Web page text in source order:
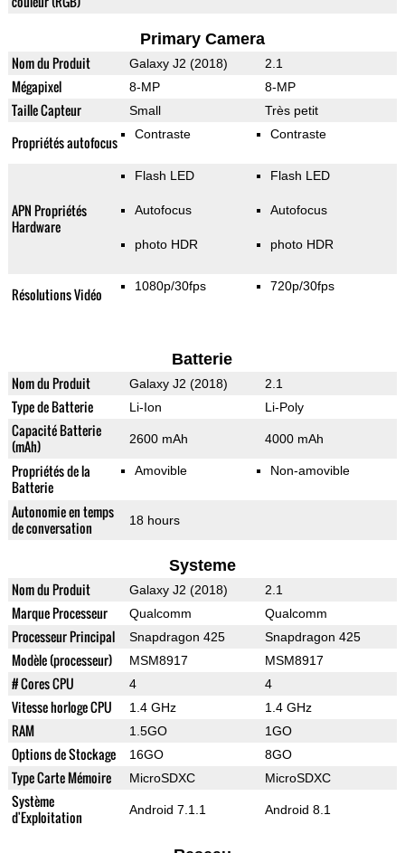
Primary Camera
Nom du Produit Galaxy J2 (2018) 2.1
Mégapixel 8-MP 8-MP
Taille Capteur Small Très petit
Propriétés autofocus Contraste Contraste
APN Propriétés
Hardware
Flash LED
Autofocus
photo HDR
Flash LED
Autofocus
photo HDR
Résolutions Vidéo 1080p/30fps 720p/30fps
Batterie
Nom du Produit Galaxy J2 (2018) 2.1
Type de Batterie Li-Ion Li-Poly
Capacité Batterie
(mAh)
2600 mAh 4000 mAh
Propriétés de la
Batterie
Amovible Non-amovible
Autonomie en temps
de conversation
18 hours
Systeme
Nom du Produit Galaxy J2 (2018) 2.1
Marque Processeur Qualcomm Qualcomm
Processeur Principal Snapdragon 425 Snapdragon 425
Modèle (processeur) MSM8917 MSM8917
# Cores CPU 4 4
Vitesse horloge CPU 1.4 GHz 1.4 GHz
RAM 1.5GO 1GO
Options de Stockage 16GO 8GO
Type Carte Mémoire MicroSDXC MicroSDXC
Système
d'Exploitation
Android 7.1.1 Android 8.1